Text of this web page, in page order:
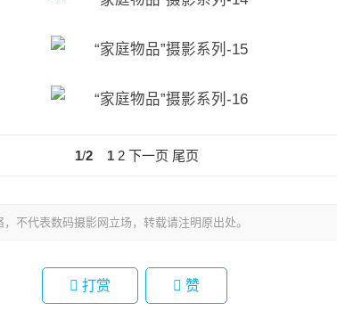
1/2 1 2 下一页 尾页
不代表数码摄影网立场，转载请注明原出处。
打赏 赞